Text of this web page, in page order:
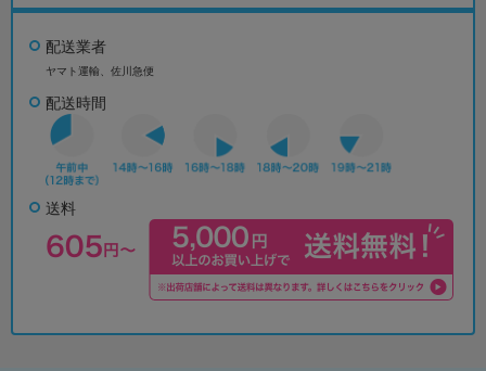
配送業者
ヤマト運輸、佐川急便
配送時間
送料